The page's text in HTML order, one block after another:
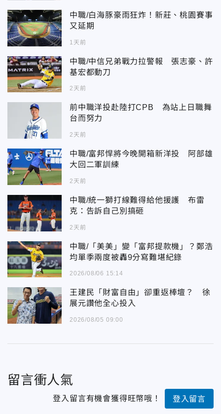
中職/白海豚豪雨狂炸！新莊、桃園賽事
又延期
1天前
中職/中信兄弟戰力拉警報 張志豪、許
基宏都動刀
2天前
前中職洋投赴陸打CPB 為站上日職舞
台而努力
2天前
中職/富邦悍將今晚開箱新洋投 阿部雄
大回二軍訓練
2天前
中職/統一獅打線難得給他援護 布雷
克：告訴自己別搞砸
2天前
中職/「美美」變「富邦提款機」？鄭浩
均單季兩度被轟9分寫難堪紀錄
2026/08/06 15:14
王建民「財富自由」卻重返棒壇？ 徐
展元讚他全心投入
2026/08/05 09:00
留言衝人氣
登入留言有機會獲得旺幣哦！ 登入留言